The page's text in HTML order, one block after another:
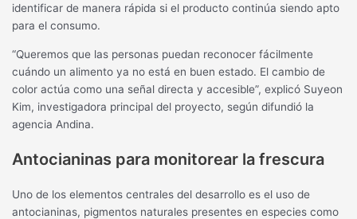
identificar de manera rápida si el producto continúa siendo apto
para el consumo.
“Queremos que las personas puedan reconocer fácilmente
cuándo un alimento ya no está en buen estado. El cambio de
color actúa como una señal directa y accesible”, explicó Suyeon
Kim, investigadora principal del proyecto, según difundió la
agencia Andina.
Antocianinas para monitorear la frescura
Uno de los elementos centrales del desarrollo es el uso de
antocianinas, pigmentos naturales presentes en especies como